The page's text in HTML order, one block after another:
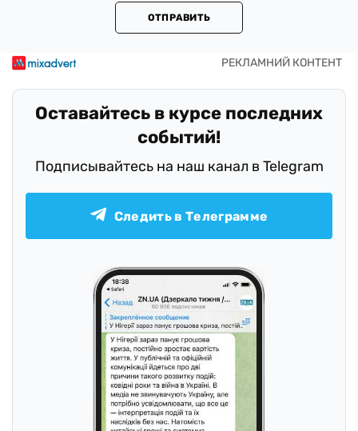
ОТПРАВИТЬ
Оставайтесь в курсе последних
событий!
Подписывайтесь на наш канал в Telegram
Следить в Телеграмме